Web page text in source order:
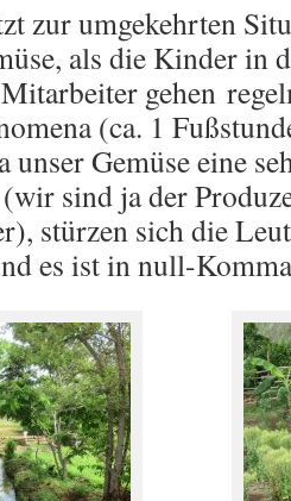
zur umgekehrten
als die Kinder in
gehen
(ca. 1
unser Gemüse eine
sind ja der
stürzen sich die
es ist in null-